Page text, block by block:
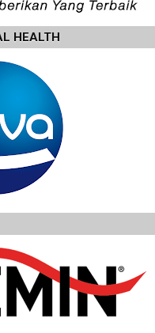
HEALTH